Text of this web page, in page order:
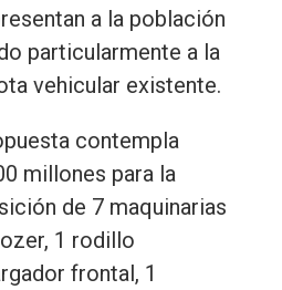
a la población
particularmente a la
vehicular existente.
contempla
millones para la
de 7 maquinarias
1 rodillo
frontal, 1